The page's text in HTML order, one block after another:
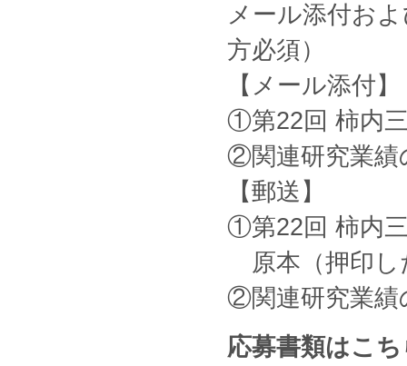
メール添付お
方必須）
【メール添付】
①第22回 柿内
②関連研究業績
【郵送】
①第22回 柿内
原本（押印し
②関連研究業績
応募書類はこ